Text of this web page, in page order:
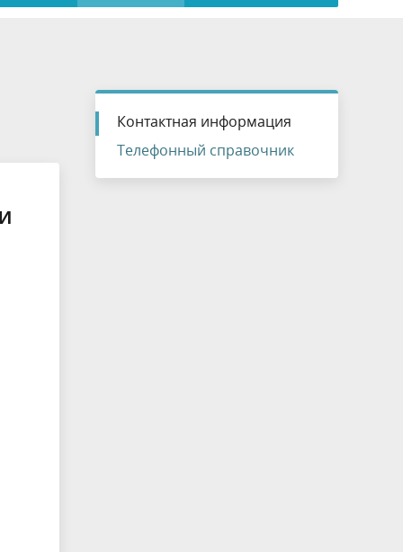
Контактная информация
Телефонный справочник